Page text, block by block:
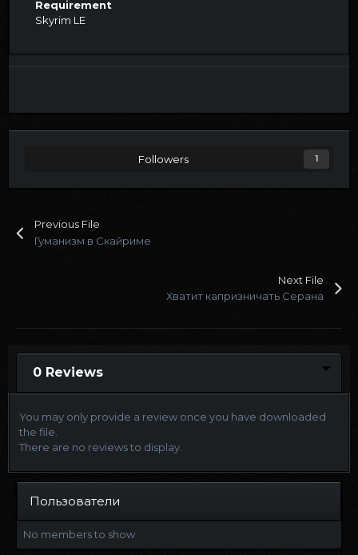
Requirement
Skyrim LE
Followers 1
Previous File
Гуманизм в Скайриме
Next File
Хватит капризничать Серана
0 Reviews
You may only provide a review once you have downloaded
the file.
There are no reviews to display.
Пользователи
No members to show